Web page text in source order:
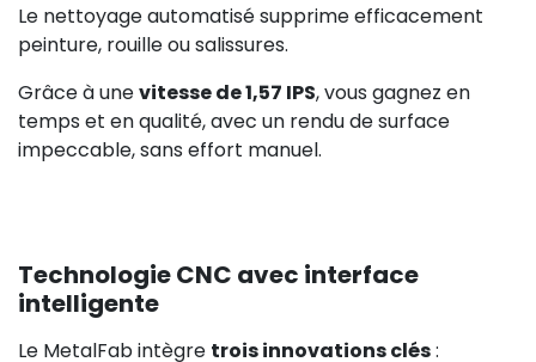
Le nettoyage automatisé supprime efficacement
peinture, rouille ou salissures.
Grâce à unevitesse de 1,57 IPS, vous gagnez en
temps et en qualité, avec un rendu de surface
impeccable, sans effort manuel.
Technologie CNC avec interface
intelligente
Le MetalFab intègre trois innovations clés: